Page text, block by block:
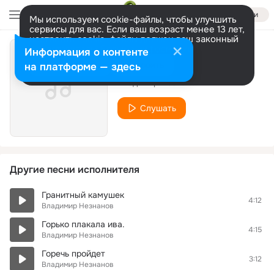
Войти
Мы используем cookie-файлы, чтобы улучшить
сервисы для вас. Если ваш возраст менее 13 лет,
настроить cookie-файлы должен ваш законный
представитель. Больше информации
Разрешить все Настроить
Догорает свеча
Владимир Незнанов
Слушать
Другие песни исполнителя
Гранитный камушек
Владимир Незнанов
4:12
Горько плакала ива.
Владимир Незнанов
4:15
Горечь пройдет
Владимир Незнанов
3:12
Информация о контенте
на платформе — здесь